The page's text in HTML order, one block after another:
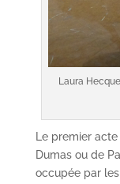
Laura
Le premier acte
Dumas ou de
occupée par